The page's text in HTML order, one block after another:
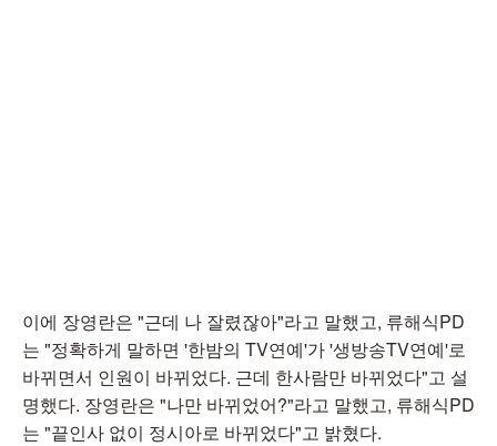
이에 장영란은 "근데 나 잘렸잖아"라고 말했고, 류해식PD
는 "정확하게 말하면 '한밤의 TV연예'가 '생방송TV연예'로
바뀌면서 인원이 바뀌었다. 근데 한사람만 바뀌었다"고 설
명했다. 장영란은 "나만 바뀌었어?"라고 말했고, 류해식PD
는 "끝인사 없이 정시아로 바뀌었다"고 밝혔다.